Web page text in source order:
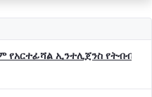
የአርተፊሻል ኢንተሊጀንስ የትብብር